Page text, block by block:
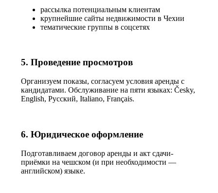
рассылка потенциальным клиентам
крупнейшие сайты недвижимости в Чехии
тематические группы в соцсетях
5. Проведение просмотров
Организуем показы, согласуем условия аренды с
кандидатами. Обслуживание на пяти языках: Česky,
English, Русский, Italiano, Français.
6. Юридическое оформление
Подготавливаем договор аренды и акт сдачи-
приёмки на чешском (и при необходимости —
английском) языке.